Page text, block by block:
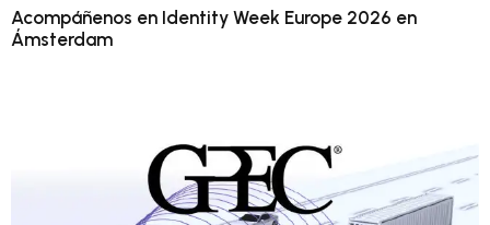
Acompáñenos en Identity Week Europe 2026 en
Ámsterdam